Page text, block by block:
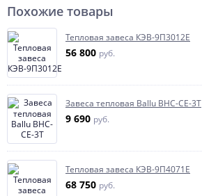
Похожие товары
Тепловая завеса КЭВ-9П3012Е
56 800 руб.
Завеса тепловая Ballu BHC-CE-3T
9 690 руб.
Тепловая завеса КЭВ-9П4071Е
68 750 руб.